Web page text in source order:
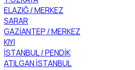
ELAZIĞ / MERKEZ
SARAR
GAZİANTEP / MERKEZ
KIYI
İSTANBUL / PENDİK
ATILGAN İSTANBUL